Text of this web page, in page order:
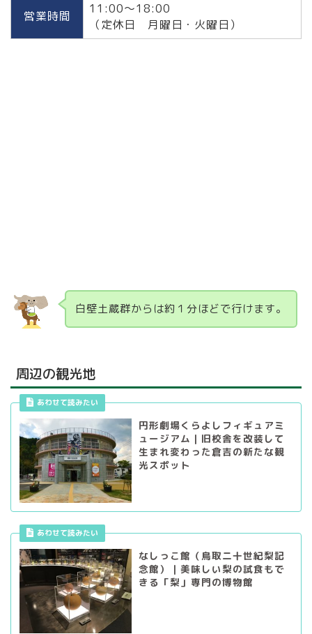
営業時間
11:00～18:00
（定休日 月曜日・火曜日）
白壁土蔵群からは約１分ほどで行けます。
周辺の観光地
あわせて読みたい
円形劇場くらよしフィギュアミ
ュージアム｜旧校舎を改装して
生まれ変わった倉吉の新たな観
光スポット
あわせて読みたい
なしっこ館（鳥取二十世紀梨記
念館）｜美味しい梨の試食もで
きる「梨」専門の博物館